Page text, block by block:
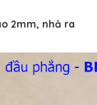
2mm, nhả ra